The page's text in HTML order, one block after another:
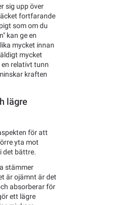
sig upp över
fortfarande
som om du
kan ge en
mycket innan
mycket
relativt tunn
kraften
lägre
för att
yta mot
det bättre.
stämmer
är ojämnt är det
absorberar för
ett lägre